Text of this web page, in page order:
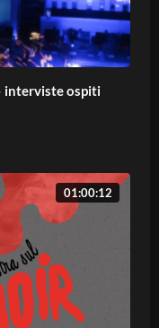
interviste ospiti
01:00:12